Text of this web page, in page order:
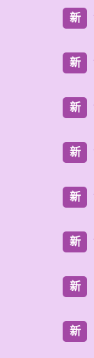
新
新
新
新
新
新
新
新